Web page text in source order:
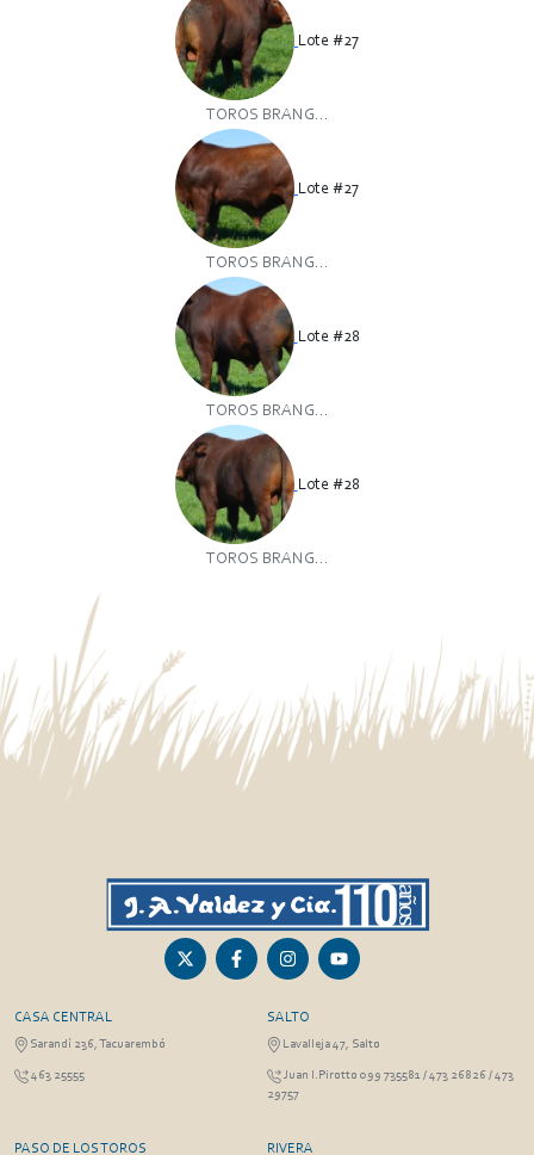
Lote #27
TOROS BRANG...
Lote #27
TOROS BRANG...
Lote #28
TOROS BRANG...
Lote #28
TOROS BRANG...
CASA CENTRAL
Sarandí 236, Tacuarembó
463 25555
SALTO
Lavalleja 47, Salto
Juan I.Pirotto 099 735581 / 473 26826 / 473
29757
PASO DE LOS TOROS RIVERA